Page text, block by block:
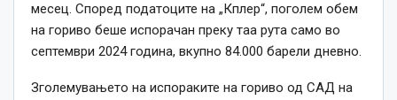
месец. Според податоците на „Кплер“, поголем обем
на гориво беше испорачан преку таа рута само во
септември 2024 година, вкупно 84.000 барели дневно.
Зголемувањето на испораките на гориво од САД на